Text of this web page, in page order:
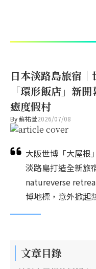
日本淡路島旅宿
「環形飯店」新
癒度假村
By蘇祐萱2026/07/08
大阪世博「大屋根
淡路島打造全新旅
natureverse
博地標，意外掀起
文章目錄